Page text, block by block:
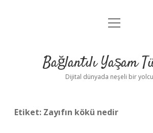
Anasayfa
Yasal Uyarı
menüyü
Bağlantılı Yaşam
Dijital dünyada neşeli bir
Etiket: Zayıfın kökü nedir